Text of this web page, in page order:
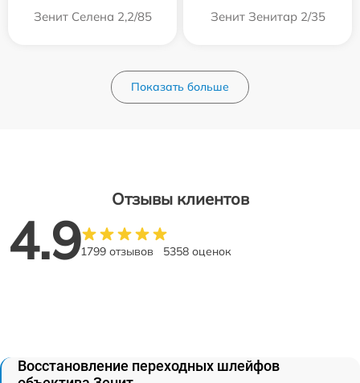
Зенит Селена 2,2/85 Зенит Зенитар 2/35
Показать больше
Отзывы клиентов
4.91799 отзывов 5358 оценок
Восстановление переходных шлейфов